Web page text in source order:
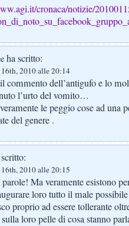
cronaca/notizie/
ha scritto:
2010 alle 20:14
commento dell’antigufo e lo
l’urto del vomito…
le peggio cose ad una
del genere .
2010 alle 20:15
Ma veramente esistono
loro tutto il male
proprio ad essere tollerante
loro pelle di cosa stanno